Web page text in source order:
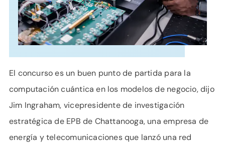
El concurso es un buen punto de partida para la
computación cuántica en los modelos de negocio, dijo
Jim Ingraham, vicepresidente de investigación
estratégica de EPB de Chattanooga, una empresa de
energía y telecomunicaciones que lanzó una red